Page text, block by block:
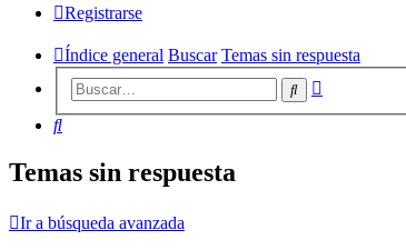
Registrarse
Índice general Buscar Temas sin respuesta
Buscar
Buscar
Temas sin respuesta
Ir a búsqueda avanzada